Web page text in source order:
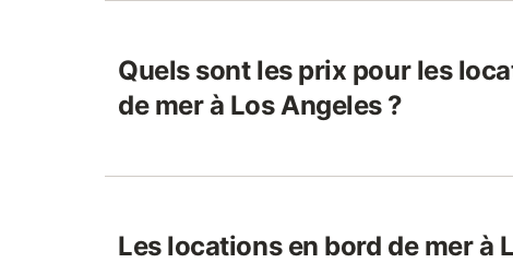
Quels sont les prix pour les
de mer à Los Angeles ?
Les locations en bord de mer à